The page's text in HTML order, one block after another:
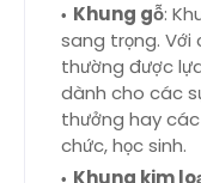
Khung gỗ:
sang trọng. Với
thường được
dành cho các
thưởng hay
chức, học sinh.